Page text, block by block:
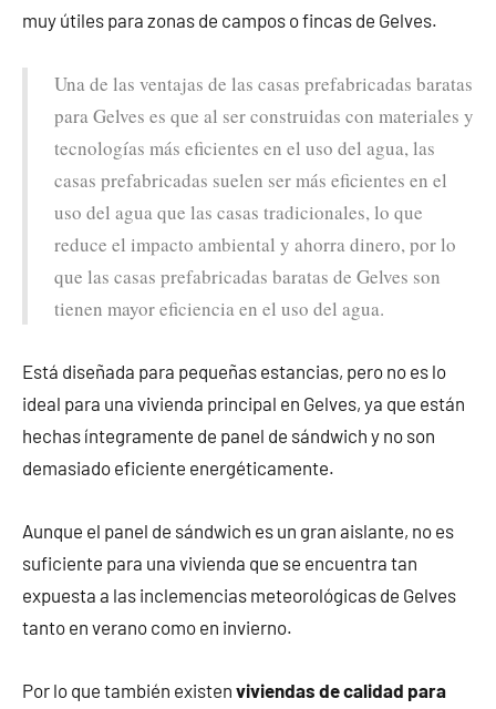
muy útiles para zonas de campos o fincas de Gelves.
Una de las ventajas de las casas prefabricadas baratas
para Gelves es que al ser construidas con materiales y
tecnologías más eficientes en el uso del agua, las
casas prefabricadas suelen ser más eficientes en el
uso del agua que las casas tradicionales, lo que
reduce el impacto ambiental y ahorra dinero, por lo
que las casas prefabricadas baratas de Gelves son
tienen mayor eficiencia en el uso del agua.
Está diseñada para pequeñas estancias, pero no es lo
ideal para una vivienda principal en Gelves, ya que están
hechas íntegramente de panel de sándwich y no son
demasiado eficiente energéticamente.
Aunque el panel de sándwich es un gran aislante, no es
suficiente para una vivienda que se encuentra tan
expuesta a las inclemencias meteorológicas de Gelves
tanto en verano como en invierno.
Por lo que también existen viviendas de calidad para